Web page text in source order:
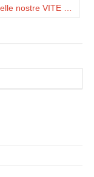
il luogo delle nostre VITE RISORTE...